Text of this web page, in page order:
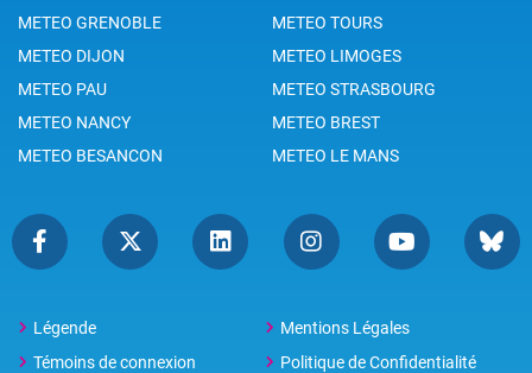
METEO GRENOBLE
METEO TOURS
METEO DIJON
METEO LIMOGES
METEO PAU
METEO STRASBOURG
METEO NANCY
METEO BREST
METEO BESANCON
METEO LE MANS
Légende
Mentions Légales
Témoins de connexion
Politique de Confidentialité